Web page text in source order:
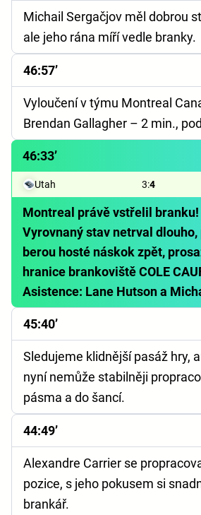
Michail Sergačjov měl dobrou
ale jeho rána míří vedle branky.
46:57’
Vyloučení v týmu Montreal
Brendan Gallagher – 2 min.,
46:33’
Utah 3:4
Montreal právě vstřelil branku!
Vyrovnaný stav netrval
berou hosté náskok zpět,
hranice brankoviště COLE
Asistence: Lane Hutson a
45:40’
Sledujeme klidnější pasáž hry,
nyní nemůže stabilněji
pásma a do šancí.
44:49’
Alexandre Carrier se
pozice, s jeho pokusem si
brankář.